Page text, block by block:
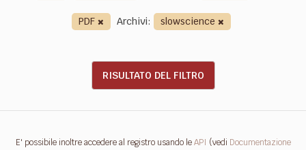
PDF
Archivi: slowscience
RISULTATO DEL FILTRO
E' possibile inoltre accedere al registro usando leAPI (vedi Documentazione